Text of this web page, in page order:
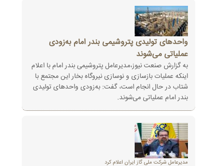
واحدهای تولیدی پتروشیمی بندر امام به‌زودی
عملیاتی می‌شوند
به گزارش صنعت نیوز،مدیرعامل پتروشیمی بندر امام با اعلام
اینکه عملیات بازسازی و نوسازی نیروگاه بخار این مجتمع با
شتاب در حال انجام است، گفت: به‌زودی واحدهای تولیدی
بندر امام عملیاتی می‌شوند.
مدیرعامل شرکت ملی گاز ایران اعلام کرد